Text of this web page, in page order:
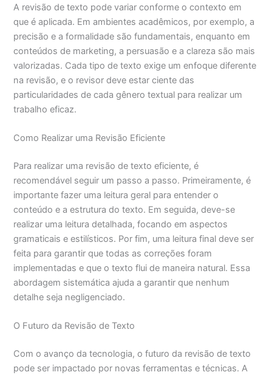
A revisão de texto pode variar conforme o contexto em
que é aplicada. Em ambientes acadêmicos, por exemplo, a
precisão e a formalidade são fundamentais, enquanto em
conteúdos de marketing, a persuasão e a clareza são mais
valorizadas. Cada tipo de texto exige um enfoque diferente
na revisão, e o revisor deve estar ciente das
particularidades de cada gênero textual para realizar um
trabalho eficaz.
Como Realizar uma Revisão Eficiente
Para realizar uma revisão de texto eficiente, é
recomendável seguir um passo a passo. Primeiramente, é
importante fazer uma leitura geral para entender o
conteúdo e a estrutura do texto. Em seguida, deve-se
realizar uma leitura detalhada, focando em aspectos
gramaticais e estilísticos. Por fim, uma leitura final deve ser
feita para garantir que todas as correções foram
implementadas e que o texto flui de maneira natural. Essa
abordagem sistemática ajuda a garantir que nenhum
detalhe seja negligenciado.
O Futuro da Revisão de Texto
Com o avanço da tecnologia, o futuro da revisão de texto
pode ser impactado por novas ferramentas e técnicas. A